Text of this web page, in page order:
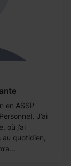
en ASSP
J’ai
où j’ai
quotidien,